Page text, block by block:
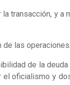
transacción, y a
de las operaciones.
de la
el oficialismo y